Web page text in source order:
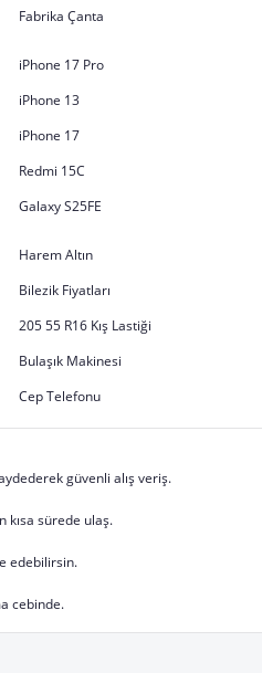
Fabrika Çanta
iPhone 17 Pro
iPhone 13
iPhone 17
Redmi 15C
Galaxy S25FE
Harem Altın
Bilezik Fiyatları
205 55 R16 Kış Lastiği
Bulaşık Makinesi
Cep Telefonu
güvenli alış veriş.
kısa sürede ulaş.
edebilirsin.
cebinde.